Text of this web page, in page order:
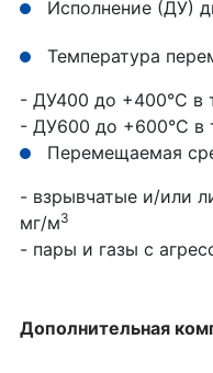
Исполнение (ДУ)
Температура
- ДУ400 до +400°С в
- ДУ600 до +600°С в
Перемещаемая
- взрывчатые и/или
мг/м3
- пары и газы с
Дополнительная